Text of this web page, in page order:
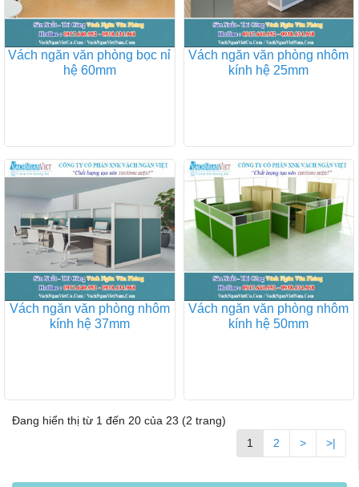
Vách ngăn văn phòng bọc nỉ
hệ 60mm
Vách ngăn văn phòng nhôm
kính hệ 25mm
Vách ngăn văn phòng nhôm
kính hệ 37mm
Vách ngăn văn phòng nhôm
kính hệ 50mm
Đang hiển thị từ 1 đến 20 của 23 (2 trang)
1
2 > >|